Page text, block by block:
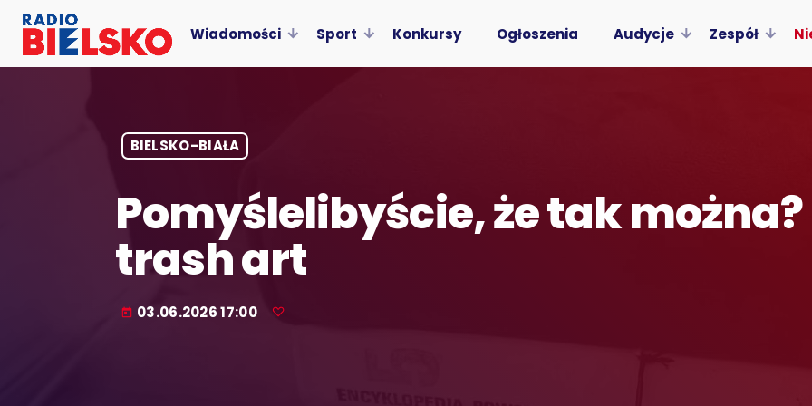
Wiadomości Sport Konkursy Ogłoszenia Audycje Zespół
BIELSKO-BIAŁA
Pomyślelibyście, że tak
trash art
today 03.06.2026 17:00